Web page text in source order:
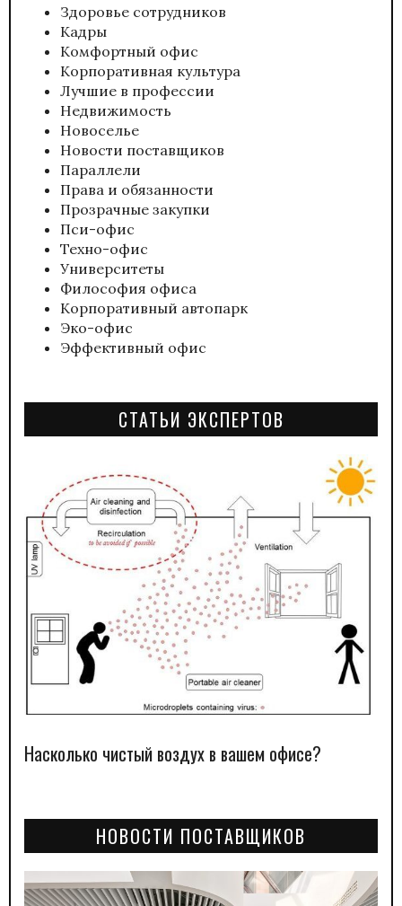
Здоровье сотрудников
Кадры
Комфортный офис
Корпоративная культура
Лучшие в профессии
Недвижимость
Новоселье
Новости поставщиков
Параллели
Права и обязанности
Прозрачные закупки
Пси-офис
Техно-офис
Университеты
Философия офиса
Корпоративный автопарк
Эко-офис
Эффективный офис
СТАТЬИ ЭКСПЕРТОВ
Насколько чистый воздух в вашем офисе?
НОВОСТИ ПОСТАВЩИКОВ